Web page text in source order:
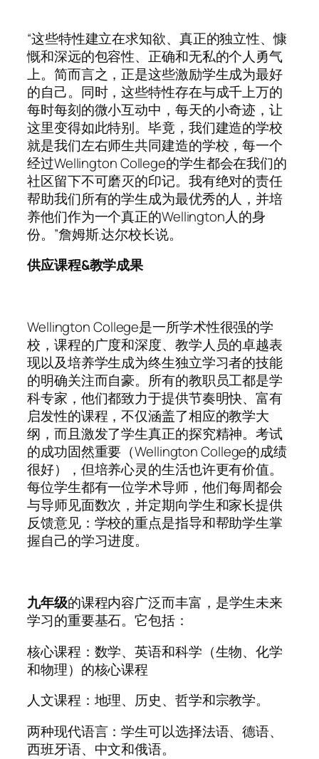
“这些特性建立在求知欲、真正的独立性、慷
慨和深远的包容性、正确和无私的个人勇气
上。简而言之，正是这些激励学生成为最好
的自己。同时，这些特性存在与成千上万的
每时每刻的微小互动中，每天的小奇迹，让
这里变得如此特别。毕竟，我们建造的学校
就是我们左右师生共同建造的学校，每一个
经过Wellington College的学生都会在我们的
社区留下不可磨灭的印记。我有绝对的责任
帮助我们所有的学生成为最优秀的人，并培
养他们作为一个真正的Wellington人的身
份。”詹姆斯.达尔校长说。
供应课程&教学成果
Wellington College是一所学术性很强的学
校，课程的广度和深度、教学人员的卓越表
现以及培养学生成为终生独立学习者的技能
的明确关注而自豪。所有的教职员工都是学
科专家，他们都致力于提供节奏明快、富有
启发性的课程，不仅涵盖了相应的教学大
纲，而且激发了学生真正的探究精神。考试
的成功固然重要（Wellington College的成绩
很好），但培养心灵的生活也许更有价值。
每位学生都有一位学术导师，他们每周都会
与导师见面数次，并定期向学生和家长提供
反馈意见：学校的重点是指导和帮助学生掌
握自己的学习进度。
九年级的课程内容广泛而丰富，是学生未来
学习的重要基石。它包括：
核心课程：数学、英语和科学（生物、化学
和物理）的核心课程
人文课程：地理、历史、哲学和宗教学。
两种现代语言：学生可以选择法语、德语、
西班牙语、中文和俄语。